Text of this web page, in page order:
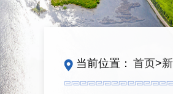
当前位置： 首页>